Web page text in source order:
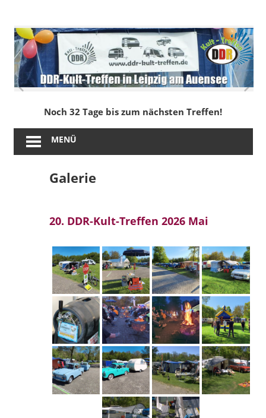
springen
DDR-
Kult-
Treffen
in
Leipzig
am
Noch 32 Tage bis zum nächsten Treffen!
MENÜ
Galerie
20. DDR-Kult-Treffen 2026 Mai